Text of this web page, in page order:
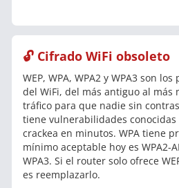
🔓 Cifrado WiFi obsoleto
WEP, WPA, WPA2 y WPA3 son
del WiFi, del más antiguo al más
tráfico para que nadie sin
tiene vulnerabilidades conocidas
crackea en minutos. WPA tiene
mínimo aceptable hoy es WPA2-
WPA3. Si el router solo ofrece
es reemplazarlo.